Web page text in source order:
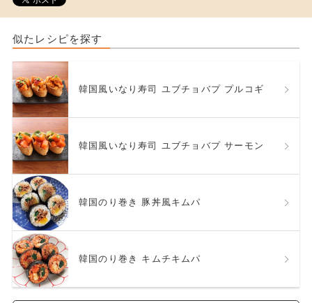
似たレシピを探す
韓国風いなり寿司 ユブチョバプ プルコギ
韓国風いなり寿司 ユブチョバプ サーモン
韓国のり巻き 豚丼風キムパ
韓国のり巻き キムチキムパ